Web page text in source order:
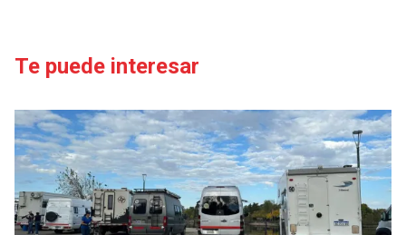
Te puede interesar